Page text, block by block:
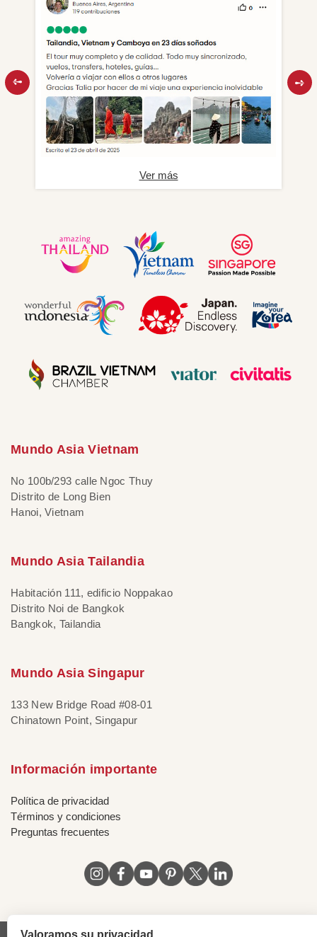
Ver más
Mundo Asia Vietnam
No 100b/293 calle Ngoc Thuy
Distrito de Long Bien
Hanoi, Vietnam
Mundo Asia Tailandia
Habitación 111, edificio Noppakao
Distrito Noi de Bangkok
Bangkok, Tailandia
Mundo Asia Singapur
133 New Bridge Road #08-01
Chinatown Point, Singapur
Información importante
Política de privacidad
Términos y condiciones
Preguntas frecuentes
Valoramos su privacidad